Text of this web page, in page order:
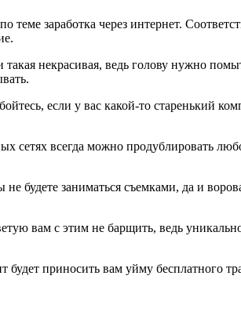
теме заработка через интернет.
некрасивая, ведь голову нужно
если у вас какой-то старенький
сетях всегда можно продублировать
будете заниматься съемками, да и
вам с этим не барщить, ведь
приносить вам уйму бесплатного